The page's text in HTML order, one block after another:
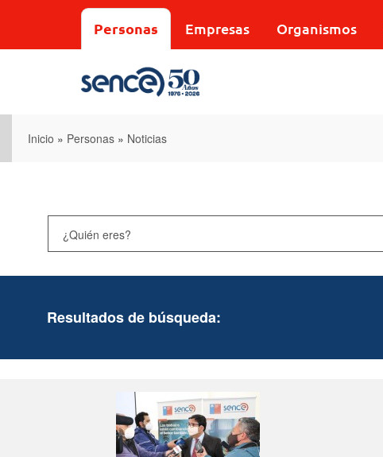
Personas Empresas Organismos
Inicio » Personas » Noticias
Resultados de búsqueda: